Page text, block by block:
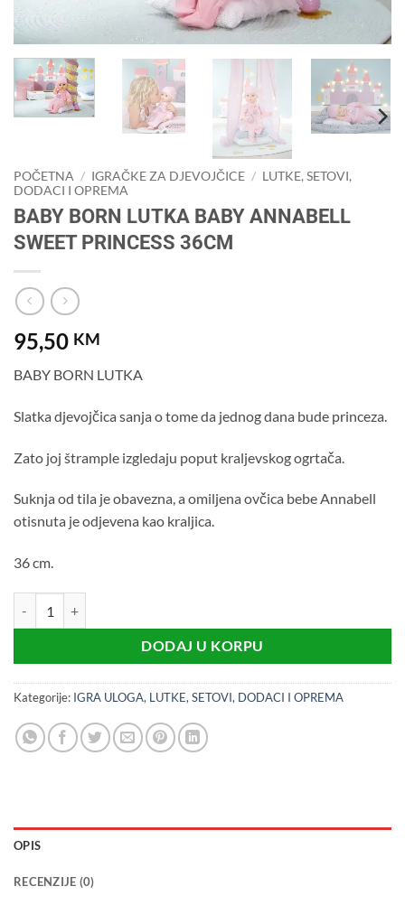
POČETNA / IGRAČKE ZA DJEVOJČICE / LUTKE, SETOVI,
DODACI I OPREMA
BABY BORN LUTKA BABY ANNABELL
SWEET PRINCESS 36CM
95,50 KM
BABY BORN LUTKA
Slatka djevojčica sanja o tome da jednog dana bude princeza.
Zato joj štrample izgledaju poput kraljevskog ogrtača.
Suknja od tila je obavezna, a omiljena ovčica bebe Annabell
otisnuta je odjevena kao kraljica.
36 cm.
DODAJ U KORPU
Kategorije: IGRA ULOGA, LUTKE, SETOVI, DODACI I OPREMA
OPIS
RECENZIJE (0)